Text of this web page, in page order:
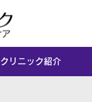
クリニック紹介